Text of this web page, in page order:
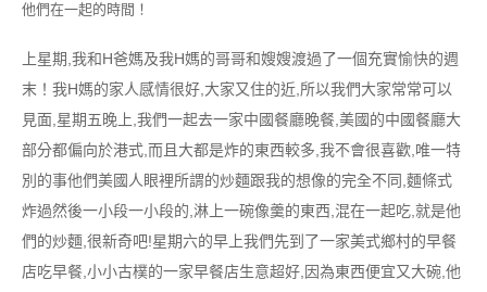
他們在一起的時間！
上星期,我和H爸媽及我H媽的哥哥和嫂嫂渡過了一個充實愉快的週
末！我H媽的家人感情很好,大家又住的近,所以我們大家常常可以
見面,星期五晚上,我們一起去一家中國餐廳晚餐,美國的中國餐廳大
部分都偏向於港式,而且大都是炸的東西較多,我不會很喜歡,唯一特
別的事他們美國人眼裡所謂的炒麵跟我的想像的完全不同,麵條式
炸過然後一小段一小段的,淋上一碗像羹的東西,混在一起吃,就是他
們的炒麵,很新奇吧!星期六的早上我們先到了一家美式鄉村的早餐
店吃早餐,小小古樸的一家早餐店生意超好,因為東西便宜又大碗,他